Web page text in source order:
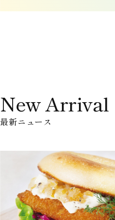
New Arrival
最新ニュース